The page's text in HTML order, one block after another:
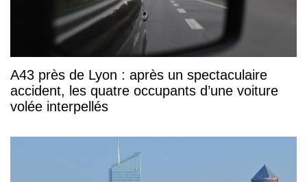
A43 près de Lyon : après un spectaculaire
accident, les quatre occupants d’une voiture
volée interpellés